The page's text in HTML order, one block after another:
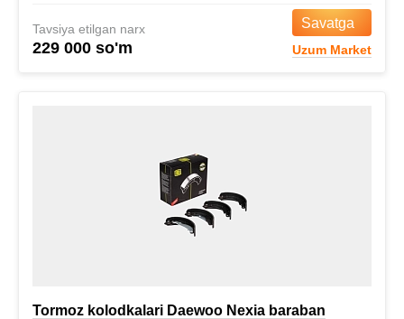
Tavsiya etilgan narx
229 000 so'm
Savatga
Uzum Market
Tormoz kolodkalari Daewoo Nexia baraban